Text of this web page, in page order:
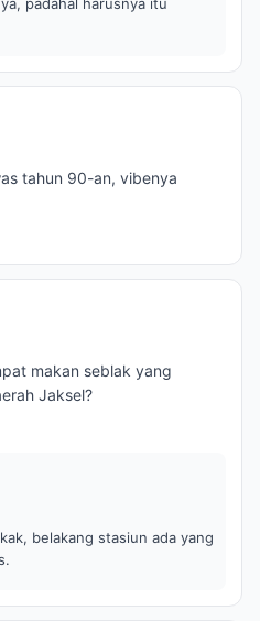
tahun 90-an, vibenya
makan seblak yang
Jaksel?
belakang stasiun ada yang